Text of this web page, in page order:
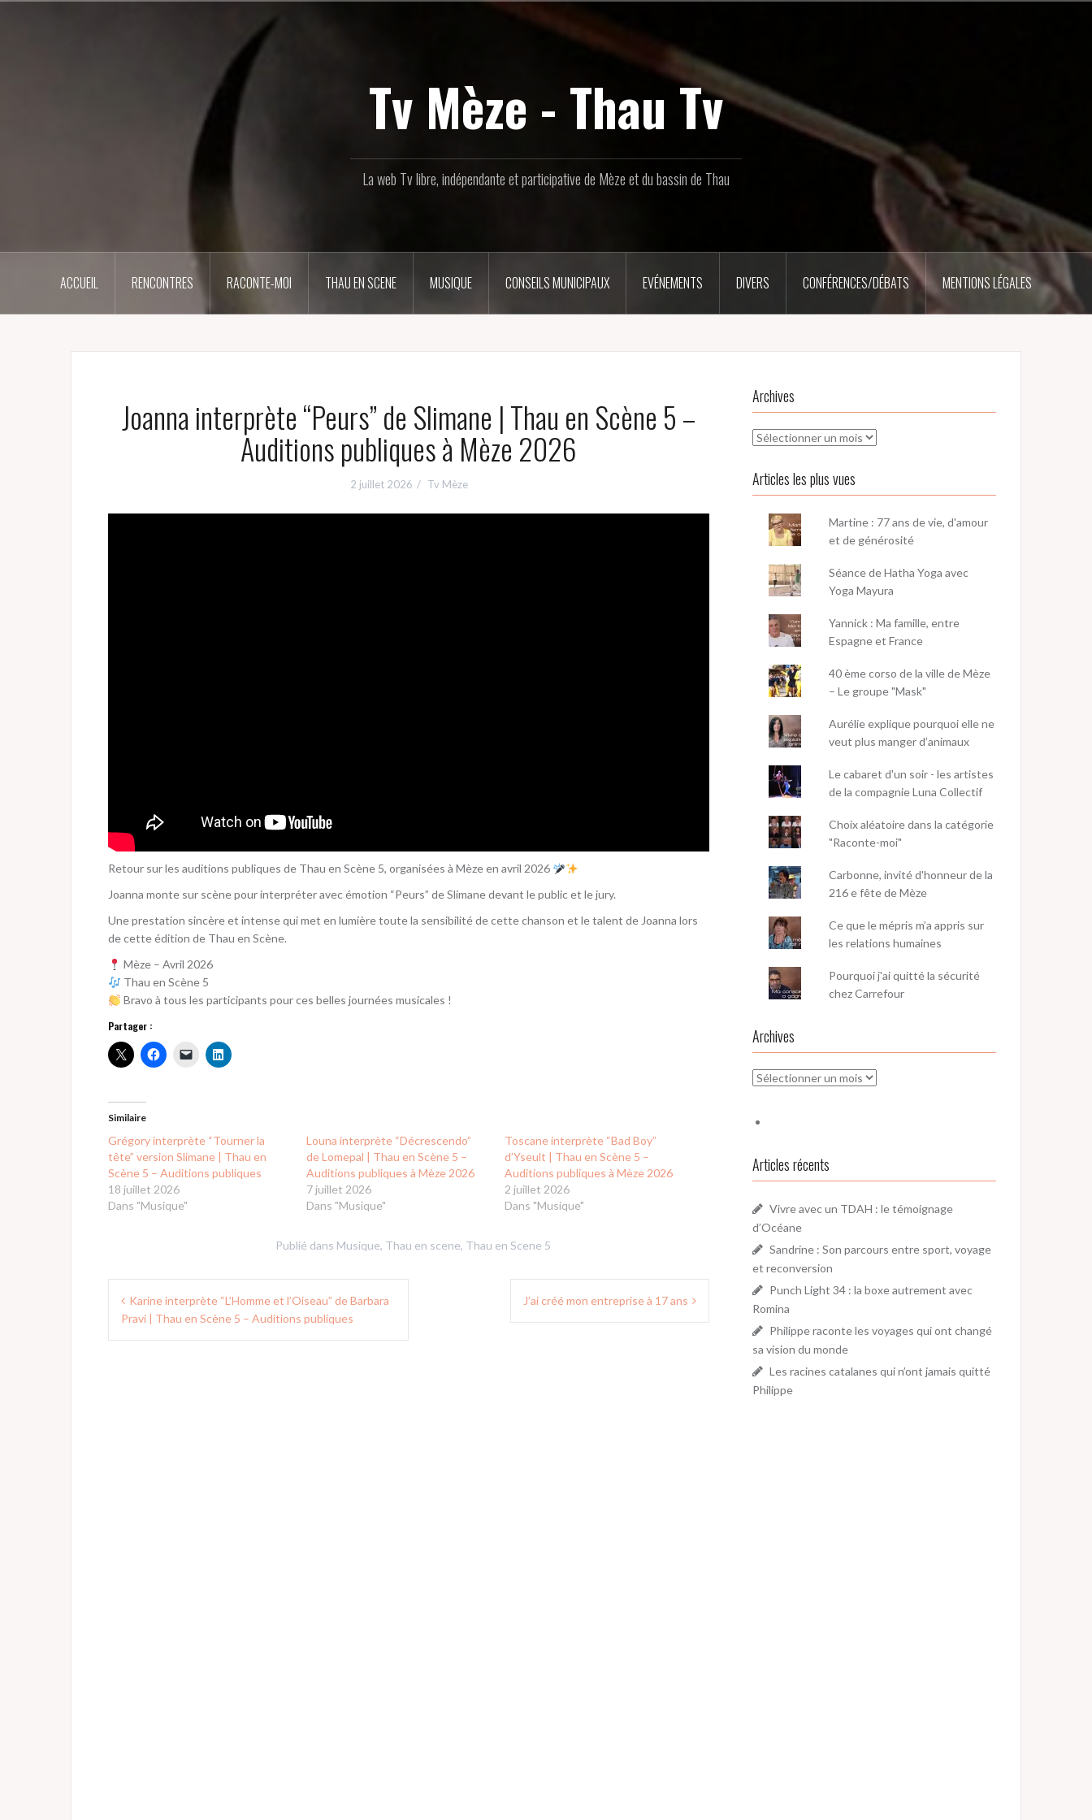
Tv Mèze - Thau Tv
La web Tv libre, indépendante et participative de Mèze et du bassin de Thau
ACCUEIL RENCONTRES RACONTE-MOI THAU EN SCENE MUSIQUE CONSEILS MUNICIPAUX EVÉNEMENTS DIVERS CONFÉRENCES/DÉBATS MENTIONS LÉGALES
Joanna interprète “Peurs” de Slimane | Thau en Scène 5 –
Auditions publiques à Mèze 2026
2 juillet 2026 Tv Mèze
Retour sur les auditions publiques de Thau en Scène 5, organisées à Mèze en avril 2026
Joanna monte sur scène pour interpréter avec émotion “Peurs” de Slimane devant le public et le jury.
Une prestation sincère et intense qui met en lumière toute la sensibilité de cette chanson et le talent de Joanna lors
de cette édition de Thau en Scène.
Mèze – Avril 2026
Thau en Scène 5
Bravo à tous les participants pour ces belles journées musicales !
Partager :
Similaire
Grégory interprète “Tourner la
tête” version Slimane | Thau en
Scène 5 – Auditions publiques
18 juillet 2026
Dans "Musique"
Louna interprète “Décrescendo”
de Lomepal | Thau en Scène 5 –
Auditions publiques à Mèze 2026
7 juillet 2026
Dans "Musique"
Toscane interprète “Bad Boy”
d’Yseult | Thau en Scène 5 –
Auditions publiques à Mèze 2026
2 juillet 2026
Dans "Musique"
Publié dans Musique, Thau en scene, Thau en Scene 5
Navigation
de Karine interprète “L’Homme et l’Oiseau” de Barbara
Pravi | Thau en Scène 5 – Auditions publiques
J’ai créé mon entreprise à 17 ans
Archives
Archives
Articles les plus vues
Martine : 77 ans de vie, d'amour
et de générosité
Séance de Hatha Yoga avec
Yoga Mayura
Yannick : Ma famille, entre
Espagne et France
40 ème corso de la ville de Mèze
– Le groupe "Mask"
Aurélie explique pourquoi elle ne
veut plus manger d’animaux
Le cabaret d'un soir - les artistes
de la compagnie Luna Collectif
Choix aléatoire dans la catégorie
"Raconte-moi"
Carbonne, invité d'honneur de la
216 e fête de Mèze
Ce que le mépris m’a appris sur
les relations humaines
Pourquoi j'ai quitté la sécurité
chez Carrefour
Archives
Archives
Articles récents
Vivre avec un TDAH : le témoignage
d’Océane
Sandrine : Son parcours entre sport, voyage
et reconversion
Punch Light 34 : la boxe autrement avec
Romina
Philippe raconte les voyages qui ont changé
sa vision du monde
Les racines catalanes qui n’ont jamais quitté
Philippe